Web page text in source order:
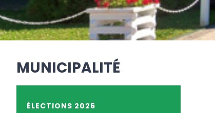
MUNICIPALITÉ
ÉLECTIONS 2026